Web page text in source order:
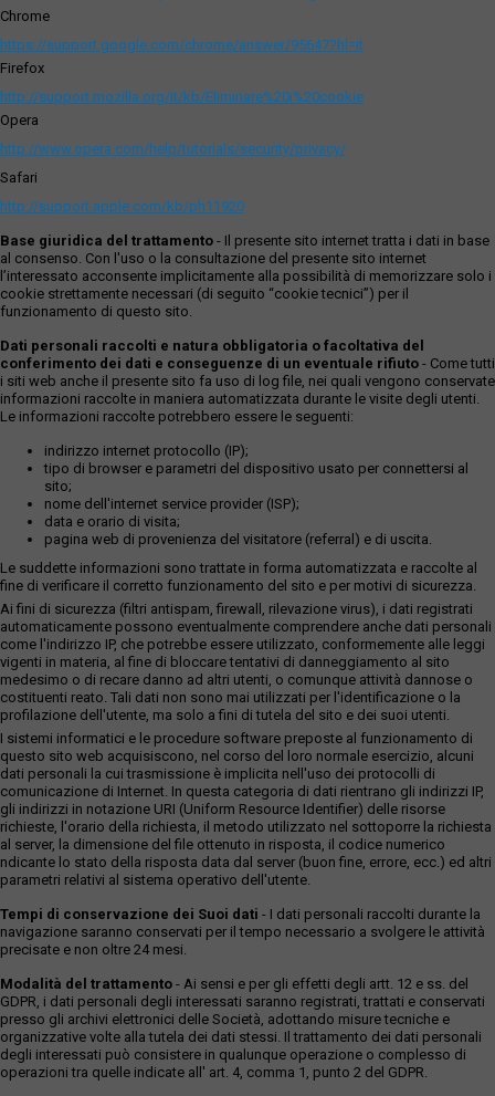
Chrome
https://support.google.com/chrome/answer/95647?hl=it
Firefox
http://support.mozilla.org/it/kb/Eliminare%20i%20cookie
Opera
http://www.opera.com/help/tutorials/security/privacy/
Safari
http://support.apple.com/kb/ph11920
Base giuridica del trattamento - Il presente sito internet tratta i dati in base
al consenso. Con l'uso o la consultazione del presente sito internet
l’interessato acconsente implicitamente alla possibilità di memorizzare solo i
cookie strettamente necessari (di seguito “cookie tecnici”) per il
funzionamento di questo sito.
Dati personali raccolti e natura obbligatoria o facoltativa del
conferimento dei dati e conseguenze di un eventuale rifiuto - Come tutti
i siti web anche il presente sito fa uso di log file, nei quali vengono conservate
informazioni raccolte in maniera automatizzata durante le visite degli utenti.
Le informazioni raccolte potrebbero essere le seguenti:
indirizzo internet protocollo (IP);
tipo di browser e parametri del dispositivo usato per connettersi al
sito;
nome dell'internet service provider (ISP);
data e orario di visita;
pagina web di provenienza del visitatore (referral) e di uscita.
Le suddette informazioni sono trattate in forma automatizzata e raccolte al
fine di verificare il corretto funzionamento del sito e per motivi di sicurezza.
Ai fini di sicurezza (filtri antispam, firewall, rilevazione virus), i dati registrati
automaticamente possono eventualmente comprendere anche dati personali
come l'indirizzo IP, che potrebbe essere utilizzato, conformemente alle leggi
vigenti in materia, al fine di bloccare tentativi di danneggiamento al sito
medesimo o di recare danno ad altri utenti, o comunque attività dannose o
costituenti reato. Tali dati non sono mai utilizzati per l'identificazione o la
profilazione dell'utente, ma solo a fini di tutela del sito e dei suoi utenti.
I sistemi informatici e le procedure software preposte al funzionamento di
questo sito web acquisiscono, nel corso del loro normale esercizio, alcuni
dati personali la cui trasmissione è implicita nell'uso dei protocolli di
comunicazione di Internet. In questa categoria di dati rientrano gli indirizzi IP,
gli indirizzi in notazione URI (Uniform Resource Identifier) delle risorse
richieste, l'orario della richiesta, il metodo utilizzato nel sottoporre la richiesta
al server, la dimensione del file ottenuto in risposta, il codice numerico
ndicante lo stato della risposta data dal server (buon fine, errore, ecc.) ed altri
parametri relativi al sistema operativo dell'utente.
Tempi di conservazione dei Suoi dati - I dati personali raccolti durante la
navigazione saranno conservati per il tempo necessario a svolgere le attività
precisate e non oltre 24 mesi.
Modalità del trattamento - Ai sensi e per gli effetti degli artt. 12 e ss. del
GDPR, i dati personali degli interessati saranno registrati, trattati e conservati
presso gli archivi elettronici delle Società, adottando misure tecniche e
organizzative volte alla tutela dei dati stessi. Il trattamento dei dati personali
degli interessati può consistere in qualunque operazione o complesso di
operazioni tra quelle indicate all' art. 4, comma 1, punto 2 del GDPR.